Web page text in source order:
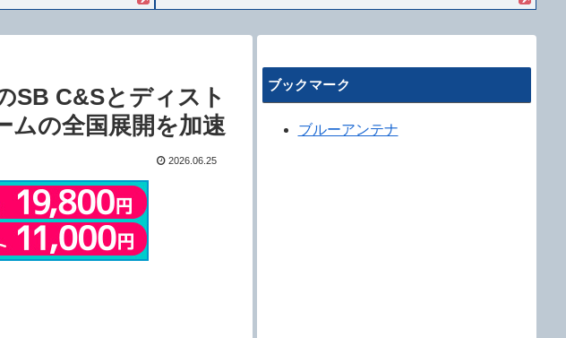
SB C&Sとディスト
ムの全国展開を加速
2026.06.25
ブックマーク
ブルーアンテナ